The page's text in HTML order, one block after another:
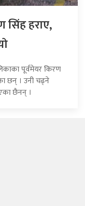
सिंह हराए,
पूर्वमेयर किरण
छन् । उनी चढ्ने
छैनन् ।